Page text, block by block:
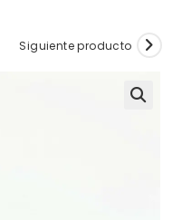
Siguiente producto